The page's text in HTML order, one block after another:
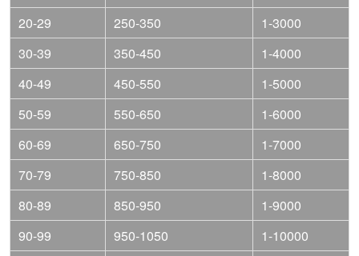
20-29
250-350
1-3000
30-39
350-450
1-4000
40-49
450-550
1-5000
50-59
550-650
1-6000
60-69
650-750
1-7000
70-79
750-850
1-8000
80-89
850-950
1-9000
90-99
950-1050
1-10000